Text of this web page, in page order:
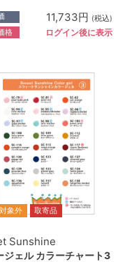
11,733円 (税込)
格 ログイン後に表示
象外 取寄品
Sunshine
ジェル カラーチャート3